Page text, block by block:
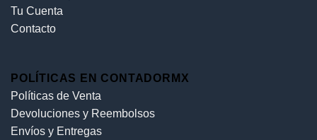
Tu Cuenta
Contacto
POLÍTICAS EN CONTADORMX
Políticas de Venta
Devoluciones y Reembolsos
Envíos y Entregas